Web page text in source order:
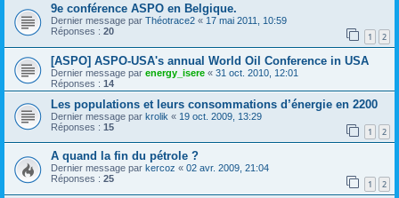
9e conférence ASPO en Belgique.
Dernier message par Théotrace2 « 17 mai 2011, 10:59
Réponses : 20 1 2
[ASPO] ASPO-USA's annual World Oil Conference in USA
Dernier message par energy_isere « 31 oct. 2010, 12:01
Réponses : 14
Les populations et leurs consommations d’énergie en 2200
Dernier message par krolik « 19 oct. 2009, 13:29
Réponses : 15 1 2
A quand la fin du pétrole ?
Dernier message par kercoz « 02 avr. 2009, 21:04
Réponses : 25 1 2